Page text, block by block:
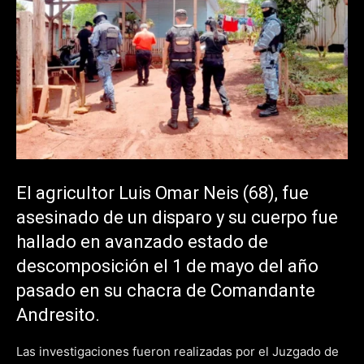
El agricultor Luis Omar Neis (68), fue
asesinado de un disparo y su cuerpo fue
hallado en avanzado estado de
descomposición el 1 de mayo del año
pasado en su chacra de Comandante
Andresito.
Las investigaciones fueron realizadas por el Juzgado de